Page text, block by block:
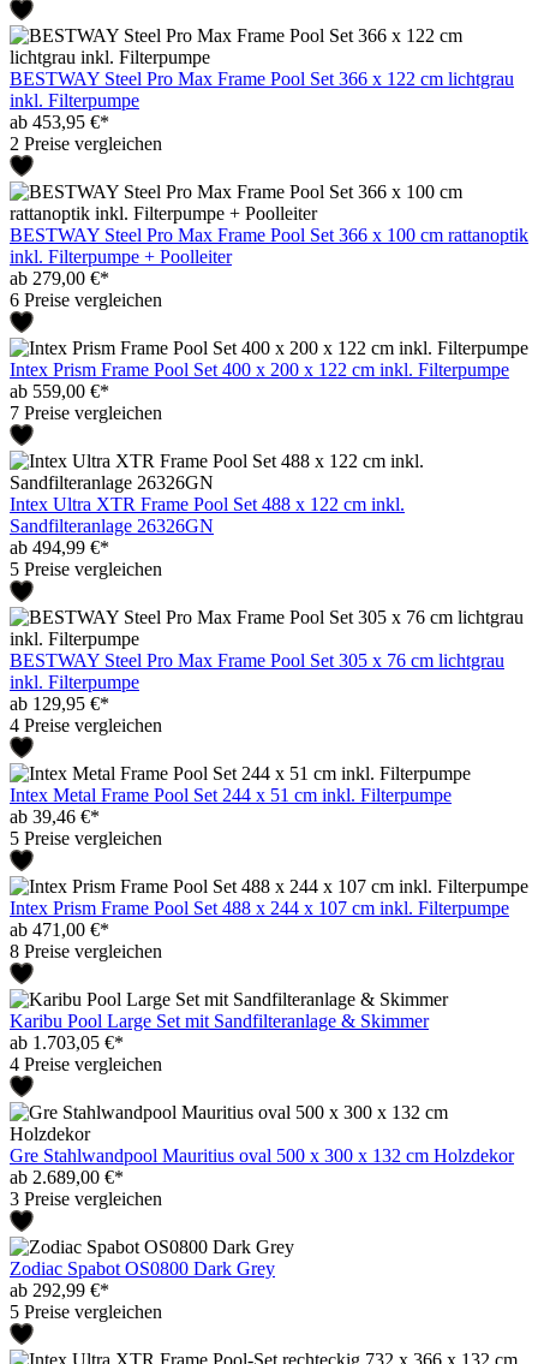
BESTWAY Steel Pro Max Frame Pool Set 366 x 122 cm lichtgrau
inkl. Filterpumpe
ab 453,95 €*
2 Preise vergleichen
BESTWAY Steel Pro Max Frame Pool Set 366 x 100 cm rattanoptik
inkl. Filterpumpe + Poolleiter
ab 279,00 €*
6 Preise vergleichen
Intex Prism Frame Pool Set 400 x 200 x 122 cm inkl. Filterpumpe
ab 559,00 €*
7 Preise vergleichen
Intex Ultra XTR Frame Pool Set 488 x 122 cm inkl.
Sandfilteranlage 26326GN
ab 494,99 €*
5 Preise vergleichen
BESTWAY Steel Pro Max Frame Pool Set 305 x 76 cm lichtgrau
inkl. Filterpumpe
ab 129,95 €*
4 Preise vergleichen
Intex Metal Frame Pool Set 244 x 51 cm inkl. Filterpumpe
ab 39,46 €*
5 Preise vergleichen
Intex Prism Frame Pool Set 488 x 244 x 107 cm inkl. Filterpumpe
ab 471,00 €*
8 Preise vergleichen
Karibu Pool Large Set mit Sandfilteranlage & Skimmer
ab 1.703,05 €*
4 Preise vergleichen
Gre Stahlwandpool Mauritius oval 500 x 300 x 132 cm Holzdekor
ab 2.689,00 €*
3 Preise vergleichen
Zodiac Spabot OS0800 Dark Grey
ab 292,99 €*
5 Preise vergleichen